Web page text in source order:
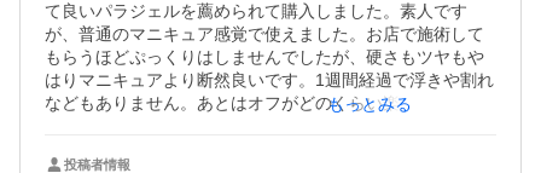
て良いパラジェルを薦められて購入しました。素人です
が、普通のマニキュア感覚で使えました。お店で施術して
もらうほどぷっくりはしませんでしたが、硬さもツヤもや
はりマニキュアより断然良いです。1週間経過で浮きや割れ
などもありません。あとはオフがどのくらい楽に出来るか
もっとみる
投稿者情報